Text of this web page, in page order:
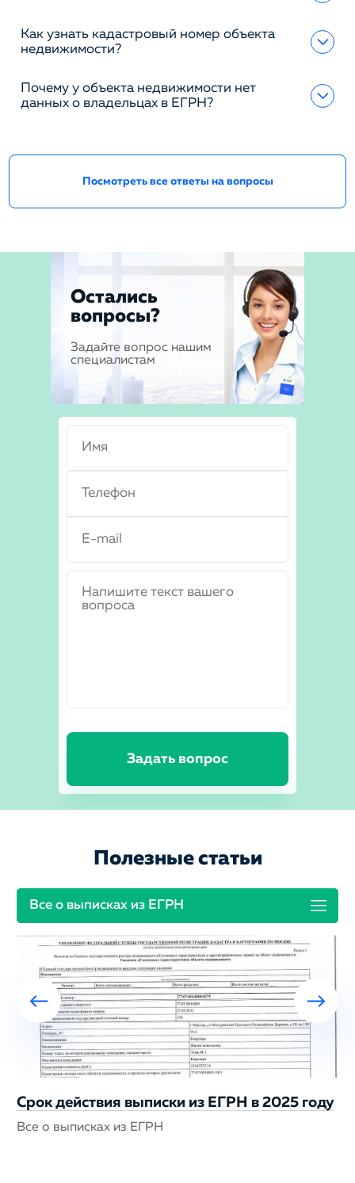
Как узнать кадастровый номер объекта
недвижимости?
Почему у объекта недвижимости нет
данных о владельцах в ЕГРН?
Посмотреть все ответы на вопросы
Остались
вопросы?
Задайте вопрос нашим
специалистам
Задать вопрос
Полезные статьи
Все о выписках из ЕГРН
Срок действия выписки из ЕГРН в 2025 году
Все о выписках из ЕГРН